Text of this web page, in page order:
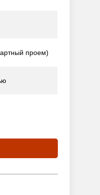
проем)